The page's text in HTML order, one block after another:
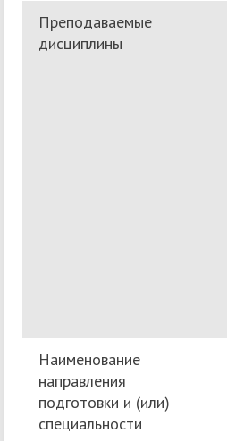
Преподаваемые
дисциплины
Наименование
направления
подготовки и (или)
специальности